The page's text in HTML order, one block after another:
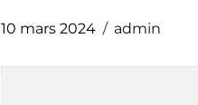
10 mars 2024 admin